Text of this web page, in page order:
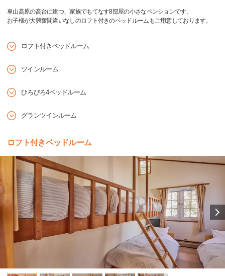
車山高原の高台に建つ、家族でもてなす8部屋の小さなペンションです。
お子様が大興奮間違いなしのロフト付きのベッドルームもご用意しております。
ロフト付きベッドルーム
ツインルーム
ひろびろ4ベッドルーム
グランツインルーム
ロフト付きベッドルーム